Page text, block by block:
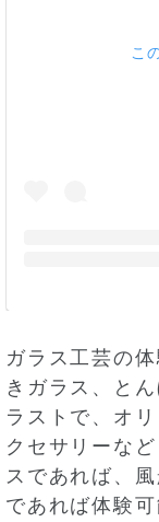
こ
ガラス工芸の
きガラス、と
ラストで、オ
クセサリーな
スであれば、
であれば体験